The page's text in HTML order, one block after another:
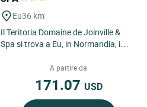
Eu36 km
Il Teritoria Domaine de Joinville &
Spa si trova a Eu, in Normandia, in
dialoga con giardini,...
A partire da
171.07 USD